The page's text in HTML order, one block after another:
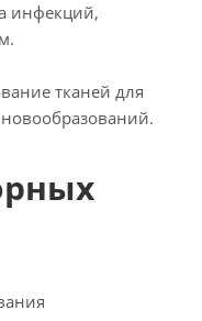
инфекций,
тканей для